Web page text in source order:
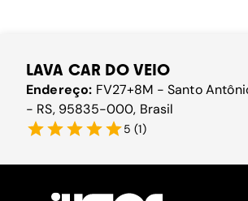
LAVA CAR DO VEIO
Endereço: FV27+8M - Santo
- RS, 95835-000, Brasil
5 (1)